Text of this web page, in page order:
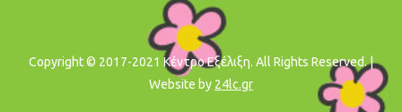
Copyright © 2017-2021 Κέντρο Εξέλιξη. All Rights Reserved. |
Website by 24lc.gr